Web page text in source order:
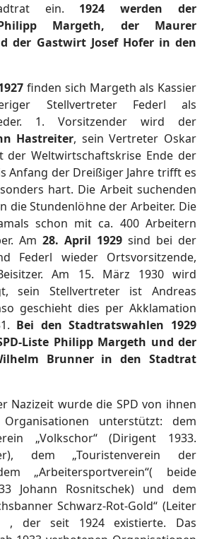
ein. 1924 werden der
Margeth, der Maurer
der Gastwirt Josef Hofer in den
finden sich Margeth als Kassier
Stellvertreter Federl als
1. Vorsitzender wird der
Hastreiter, sein Vertreter Oskar
der Weltwirtschaftskrise Ende der
Anfang der Dreißiger Jahre trifft es
hart. Die Arbeit suchenden
die Stundenlöhne der Arbeiter. Die
schon mit ca. 400 Arbeitern
Am 28. April 1929 sind bei der
Federl wieder Ortsvorsitzende,
Am 15. März 1930 wird
sein Stellvertreter ist Andreas
geschieht dies per Akklamation
Bei den Stadtratswahlen 1929
Liste Philipp Margeth und der
Brunner in den Stadtrat
Nazizeit wurde die SPD von ihnen
unterstützt: dem
„Volkschor“ (Dirigent 1933.
dem „Touristenverein der
„Arbeitersportverein“( beide
Johann Rosnitschek) und dem
Schwarz-Rot-Gold“ (Leiter
, der seit 1924 existierte. Das